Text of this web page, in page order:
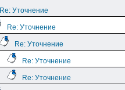
Re: Уточнение
Re: Уточнение
Re: Уточнение
Re: Уточнение
Re: Уточнение